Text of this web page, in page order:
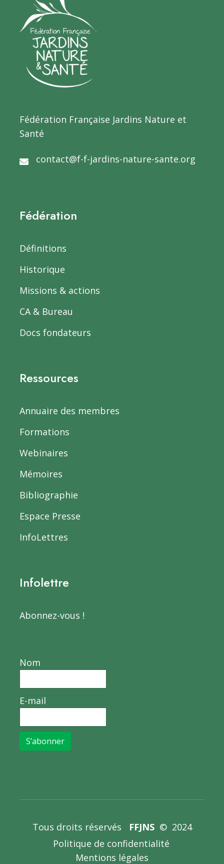
Fédération Française Jardins Nature et
Santé
contact@f-f-jardins-nature-sante.org
Fédération
Définitions
Historique
Missions & actions
CA & Bureau
Docs fondateurs
Ressources
Annuaire des membres
Formations
Webinaires
Mémoires
Bibliographie
Espace Presse
InfoLettres
Infolettre
Abonnez-vous !
Nom
E-mail
S’abonner
Tous droits réservés FFJNS© 2024
Politique de confidentialité
Mentions légales